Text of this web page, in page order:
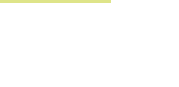
Fenster)
neues Fenster)